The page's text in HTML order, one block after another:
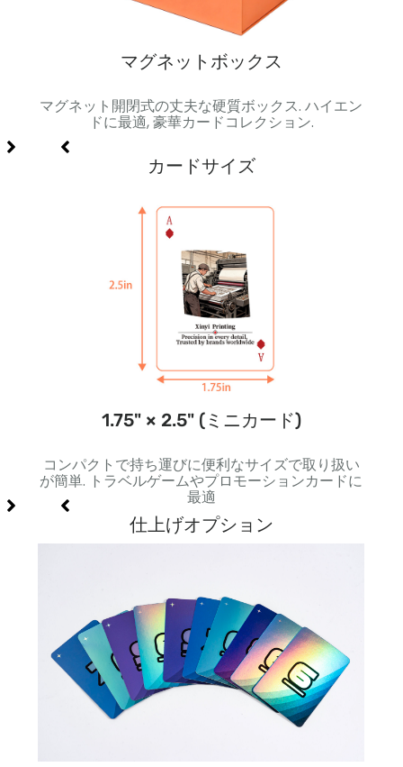
マグネットボックス
マグネット開閉式の丈夫な硬質ボックス. ハイエン
ドに最適, 豪華カードコレクション.
カードサイズ
1.75" × 2.5" (ミニカード)
コンパクトで持ち運びに便利なサイズで取り扱い
が簡単. トラベルゲームやプロモーションカードに
最適
仕上げオプション